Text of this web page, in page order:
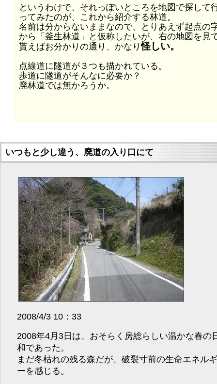
というわけで、それっぽいところを地図で探して
ってみたのが、これから紹介する林道。
名前は分からないままなので、とりあえず起点の
から「釜生林道」と仮称したいが、右の地図を見
貰えばお分かりの通り、かなり怪しい。
点線道に隧道が３つも描かれている。
歩道に隧道がそんなに必要か？
廃林道では無かろうか。
いつもと少し違う、廃道の入り口にて
2008/4/3 10：33
2008年4月3日は、おそらく房総らしい温かな春の
和であった。
まだ冬枯れの残る森だが、破裂寸前の生命エネル
ーを感じる。